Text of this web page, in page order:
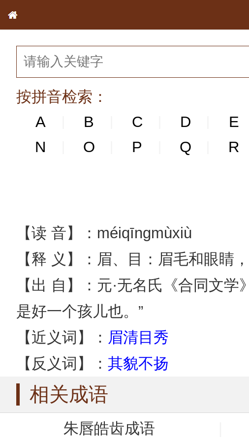
按拼音检索：
A
B C D E
N
N O P Q R
【读 音】：méiqīngmùxiù
【释 义】：眉、目：眉毛和眼睛
【出 自】：元·无名氏《合同文
是好一个孩儿也。”
【近义词】： 眉清目秀
【反义词】：其貌不扬
相关成语
朱唇皓齿成语